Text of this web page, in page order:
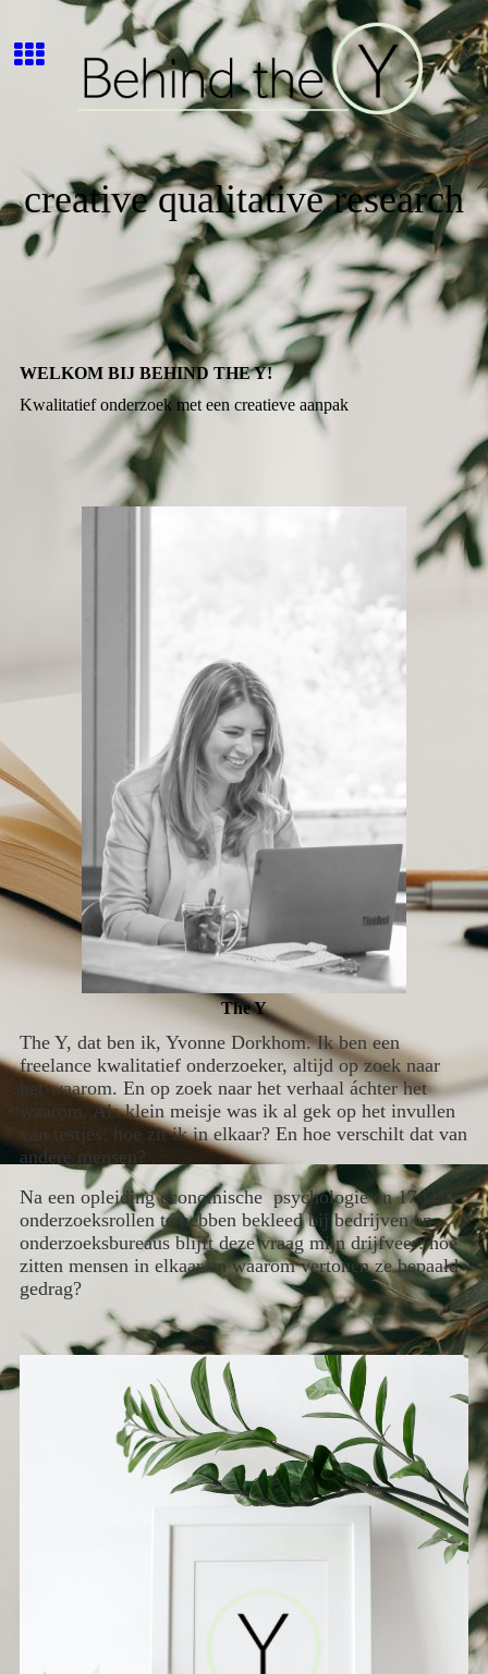
creative qualitative research
WELKOM BIJ BEHIND THE Y!
Kwalitatief onderzoek met een creatieve aanpak
The Y
The Y, dat ben ik, Yvonne Dorkhom.Ik ben een
freelance kwalitatief onderzoeker, altijd op zoek naar
het waarom. En op zoek naar het verhaal áchter het
waarom. Als klein meisje was ik al gek op het invullen
van testjes: hoe zit ik in elkaar? En hoe verschilt dat van
andere mensen?
Na een opleiding economische psychologie en 17 jaar
onderzoeksrollen te hebben bekleed bij bedrijven en
onderzoeksbureaus blijft deze vraag mijn drijfveer: hoe
zitten mensen in elkaar en waarom vertonen ze bepaald
gedrag?